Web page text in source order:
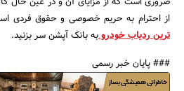
از احترام به حریم خصوصی و حقوق فردی
ترین ردیاب خودروبه بانک آپشن سر بزنید.
### پایان خبر رسمی